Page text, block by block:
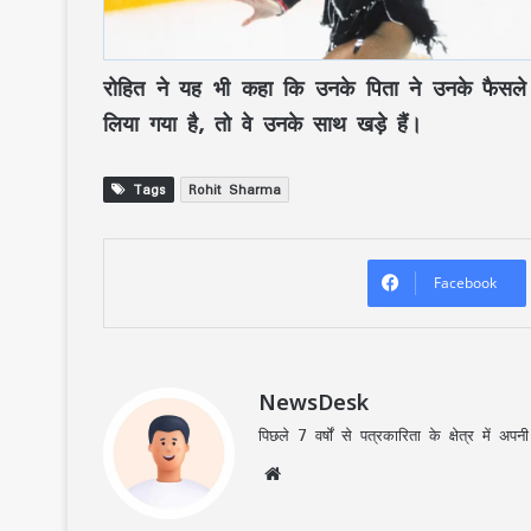
रोहित ने यह भी कहा कि उनके पिता ने उनके
लिया गया है, तो वे उनके साथ खड़े हैं।
Tags Rohit Sharma
Facebook
NewsDesk
पिछले 7 वर्षों से पत्रकारिता के क्षेत्र में